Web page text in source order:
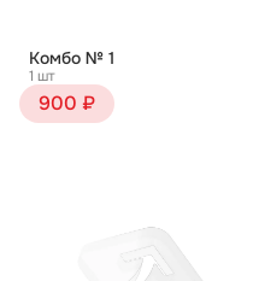
Комбо № 1
1 шт
900 ₽